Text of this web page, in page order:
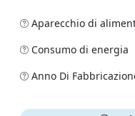
Aparecchio di
Consumo di energia
Anno Di